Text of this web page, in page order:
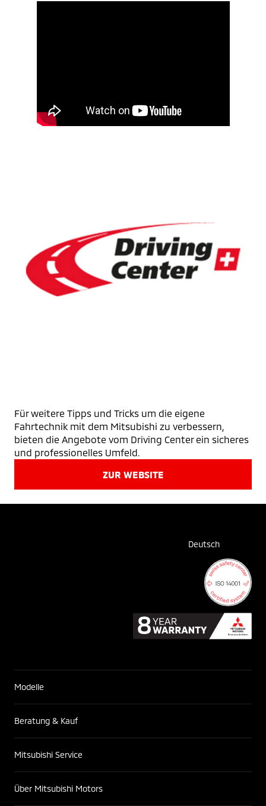
Für weitere Tipps und Tricks um die eigene
Fahrtechnik mit dem Mitsubishi zu verbessern,
bieten die Angebote vom Driving Center ein sicheres
und professionelles Umfeld.
ZUR WEBSITE
Deutsch
Modelle
Beratung & Kauf
Mitsubishi Service
Über Mitsubishi Motors